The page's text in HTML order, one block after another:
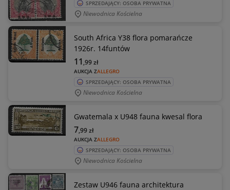
SPRZEDAJĄCY: OSOBA PRYWATNA
Niewodnica Kościelna
South Africa Y38 flora pomarańcze
1926r. 14funtów
AUKCJA ZALLEGRO
11 ,99zł
SPRZEDAJĄCY: OSOBA PRYWATNA
Niewodnica Kościelna
Gwatemala x U948 fauna kwesal flora
AUKCJA ZALLEGRO
7,99zł
SPRZEDAJĄCY: OSOBA PRYWATNA
Niewodnica Kościelna
Zestaw U946 fauna architektura